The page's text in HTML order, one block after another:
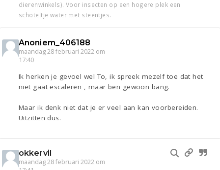
dierenwinkels). Voor insecten op een hogere plek een
schoteltje water met steentjes.
Anoniem_406188
maandag 28 februari 2022 om
17:40
Ik herken je gevoel wel To, ik spreek mezelf toe dat het
niet gaat escaleren , maar ben gewoon bang.
Maar ik denk niet dat je er veel aan kan voorbereiden.
Uitzitten dus.
okkervil
maandag 28 februari 2022 om